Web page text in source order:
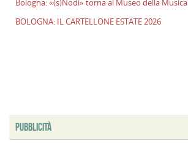
Bologna: «(s)Nodi» torna al Museo della Musica
BOLOGNA: IL CARTELLONE ESTATE 2026
PUBBLICITÀ